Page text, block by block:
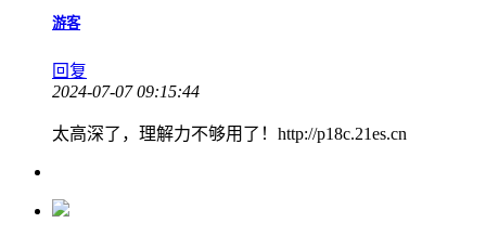
游客
回复
2024-07-07 09:15:44
太高深了，理解力不够用了！http://p18c.21es.cn